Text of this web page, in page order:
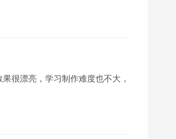
很漂亮，学习制作难度也不大，